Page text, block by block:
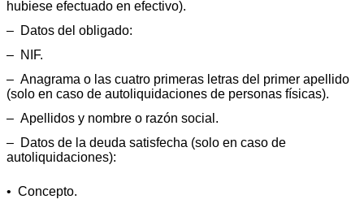
hubiese efectuado en efectivo).
‒ Datos del obligado:
‒ NIF.
‒ Anagrama o las cuatro primeras letras del primer apellido
(solo en caso de autoliquidaciones de personas físicas).
‒ Apellidos y nombre o razón social.
‒ Datos de la deuda satisfecha (solo en caso de
autoliquidaciones):
• Concepto.